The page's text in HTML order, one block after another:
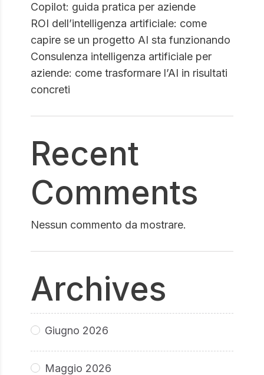
Copilot: guida pratica per aziende
ROI dell’intelligenza artificiale: come
capire se un progetto AI sta funzionando
Consulenza intelligenza artificiale per
aziende: come trasformare l’AI in risultati
concreti
Recent
Comments
Nessun commento da mostrare.
Archives
Giugno 2026
Maggio 2026